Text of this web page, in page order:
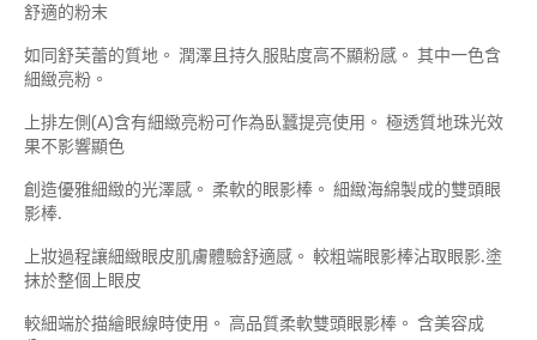
舒適的粉末
如同舒芙蕾的質地。 潤澤且持久服貼度高不顯粉感。 其中一色含
細緻亮粉。
上排左側(A)含有細緻亮粉可作為臥蠶提亮使用。 極透質地珠光效
果不影響顯色
創造優雅細緻的光澤感。 柔軟的眼影棒。 細緻海綿製成的雙頭眼
影棒.
上妝過程讓細緻眼皮肌膚體驗舒適感。 較粗端眼影棒沾取眼影.塗
抹於整個上眼皮
較細端於描繪眼線時使用。 高品質柔軟雙頭眼影棒。 含美容成